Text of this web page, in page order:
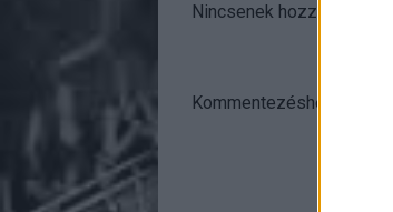
Nincsenek hozzászólások.
Kommentezéshez